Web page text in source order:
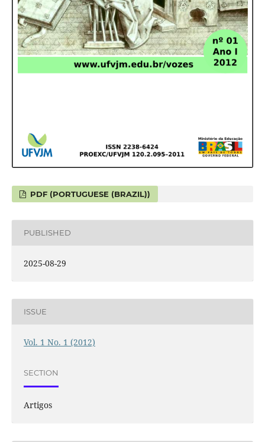
PDF (PORTUGUESE (BRAZIL))
PUBLISHED
2025-08-29
ISSUE
Vol. 1 No. 1 (2012)
SECTION
Artigos